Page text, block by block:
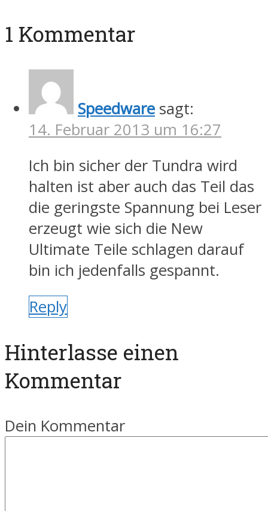
1 Kommentar
Speedware sagt:
14. Februar 2013 um 16:27
Ich bin sicher der Tundra wird
halten ist aber auch das Teil das
die geringste Spannung bei Leser
erzeugt wie sich die New
Ultimate Teile schlagen darauf
bin ich jedenfalls gespannt.
Reply
Hinterlasse einen
Kommentar
Dein Kommentar